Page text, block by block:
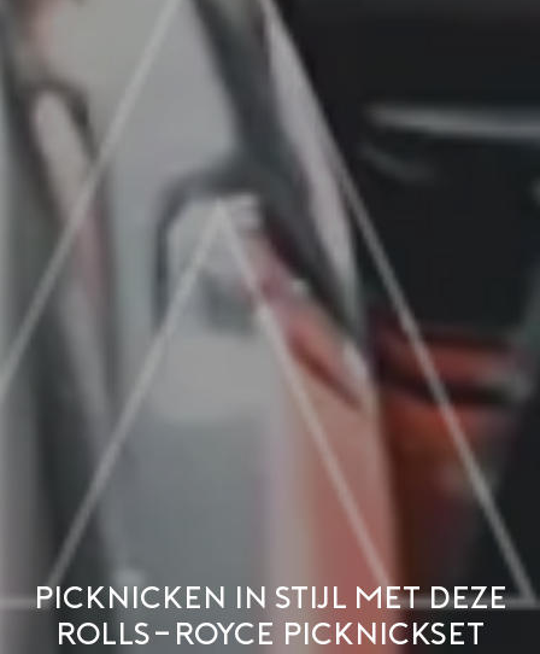
Picknicken in stijl met deze
Rolls-Royce picknickset